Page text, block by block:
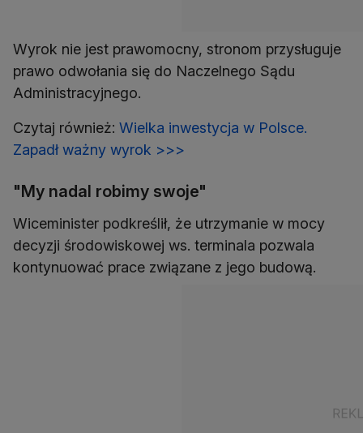
Wyrok nie jest prawomocny, stronom przysługuje
prawo odwołania się do Naczelnego Sądu
Administracyjnego.
Czytaj również: Wielka inwestycja w Polsce.
Zapadł ważny wyrok >>>
"My nadal robimy swoje"
Wiceminister podkreślił, że utrzymanie w mocy
decyzji środowiskowej ws. terminala pozwala
kontynuować prace związane z jego budową.